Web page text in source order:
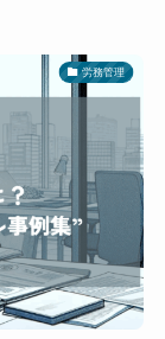
労務管理